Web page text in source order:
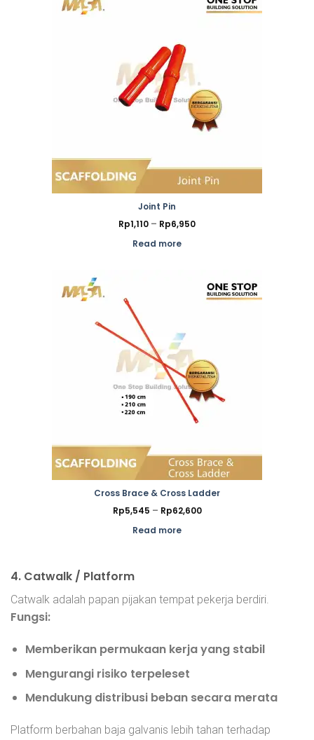
Joint Pin
Rp1,110 – Rp6,950Price
Read more
Cross Brace & Cross Ladder
Rp5,545 – Rp62,600Price
Read more
4. Catwalk / Platform
Catwalk adalah papan pijakan tempat pekerja berdiri.
Fungsi:
Memberikan permukaan kerja yang stabil
Mengurangi risiko terpeleset
Mendukung distribusi beban secara merata
Platform berbahan baja galvanis lebih tahan terhadap